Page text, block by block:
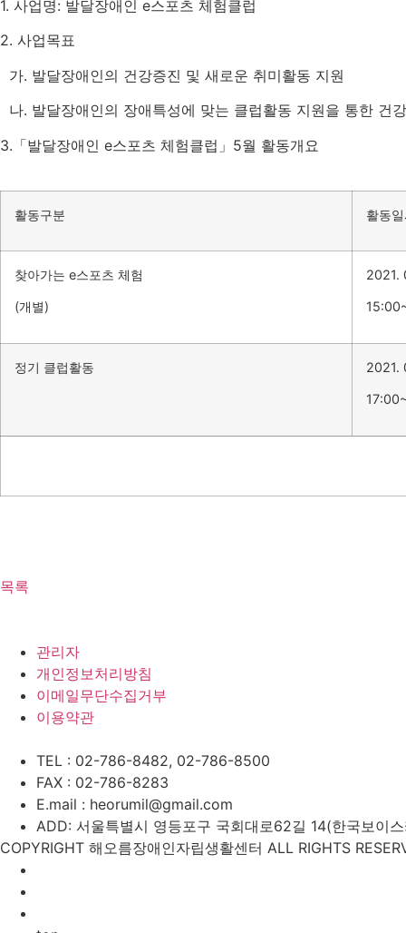
1. 사업명: 발달장애인 e스포츠 체험클럽
2. 사업목표
가. 발달장애인의 건강증진 및 새로운 취미활동 지원
나. 발달장애인의 장애특성에 맞는 클럽활동 지원을 통한 건
3. 「발달장애인 e스포츠 체험클럽」 5월 활동개요
활동구분 활동
찾아가는 e스포츠 체험
(개별)
2021.
정기 클럽활동 2021.
목록
관리자
개인정보처리방침
이메일무단수집거부
이용약관
TEL : 02-786-8482, 02-786-8500
FAX : 02-786-8283
E.mail : heorumil@gmail.com
ADD: 서울특별시 영등포구 국회대로62길 14(한국보이
COPYRIGHT 해오름장애인자립생활센터 ALL RIGHTS